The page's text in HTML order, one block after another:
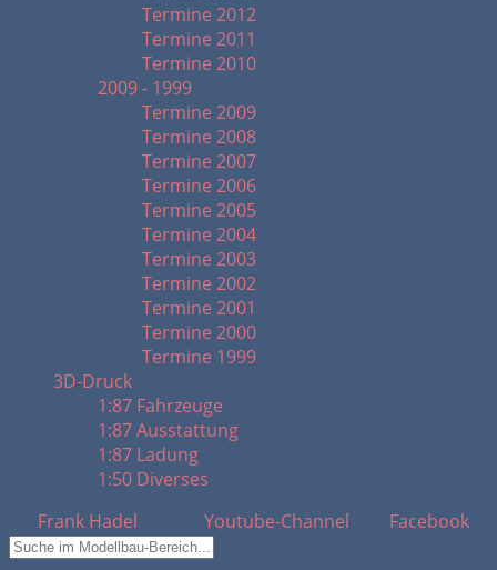
Termine 2012
Termine 2011
Termine 2010
2009 - 1999
Termine 2009
Termine 2008
Termine 2007
Termine 2006
Termine 2005
Termine 2004
Termine 2003
Termine 2002
Termine 2001
Termine 2000
Termine 1999
3D-Druck
1:87 Fahrzeuge
1:87 Ausstattung
1:87 Ladung
1:50 Diverses
Frank Hadel
Youtube-Channel Facebook